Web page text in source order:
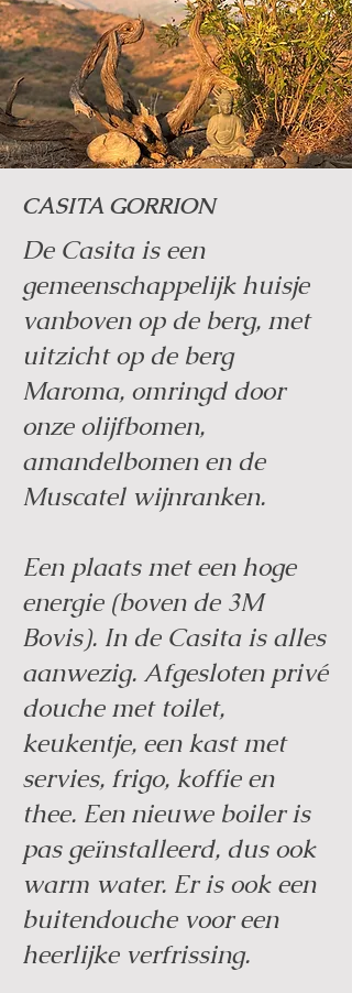
CASITA GORRION
De Casita is een
gemeenschappelijk huisje
vanboven op de berg, met
uitzicht op de berg
Maroma, omringd door
onze olijfbomen,
amandelbomen en de
Muscatel wijnranken.
Een plaats met een hoge
energie (boven de 3M
Bovis). In de Casita is alles
aanwezig. Afgesloten privé
douche met toilet,
keukentje, een kast met
servies, frigo, koffie en
thee. Een nieuwe boiler is
pas geïnstalleerd, dus ook
warm water. Er is ook een
buitendouche voor een
heerlijke verfrissing.